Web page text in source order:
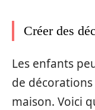
Créer des
Les enfants
de
maison. Voici